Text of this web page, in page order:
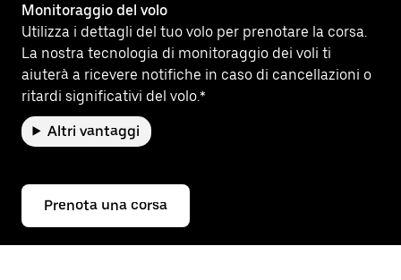
Monitoraggio del volo
Utilizza i dettagli del tuo volo per prenotare la corsa.
La nostra tecnologia di monitoraggio dei voli ti
aiuterà a ricevere notifiche in caso di cancellazioni o
ritardi significativi del volo.*
Altri vantaggi
Prenota una corsa